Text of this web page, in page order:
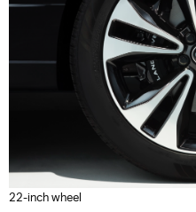
22-inch wheel